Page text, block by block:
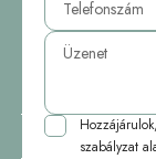
szabályzat